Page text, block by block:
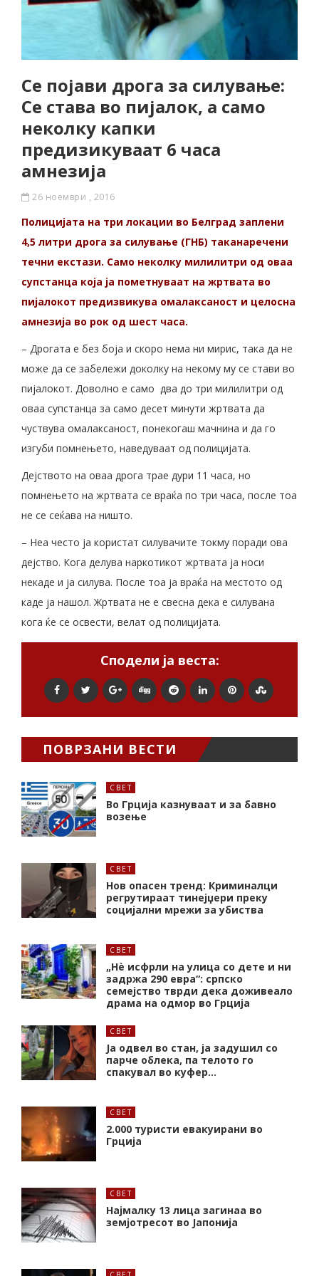
Се појави дрога за силување:
Се става во пијалок, а само
неколку капки
предизикуваат 6 часа
амнезија
26 ноември , 2016
Полицијата на три локации во Белград заплени
4,5 литри дрога за силување (ГНБ) таканаречени
течни екстази. Само неколку милилитри од оваа
супстанца која ја пометнуваат на жртвата во
пијалокот предизвикува омалаксаност и целосна
амнезија во рок од шест часа.
– Дрогата е без боја и скоро нема ни мирис, така да не
може да се забележи доколку на некому му се стави во
пијалокот. Доволно е само два до три милилитри од
оваа супстанца за само десет минути жртвата да
чуствува омалаксаност, понекогаш мачнина и да го
изгуби помнењето, наведуваат од полицијата.
Дејството на оваа дрога трае дури 11 часа, но
помнењето на жртвата се враќа по три часа, после тоа
не се сеќава на ништо.
– Неа често ја користат силувачите токму поради ова
дејство. Кога делува наркотикот жртвата ја носи
некаде и ја силува. После тоа ја враќа на местото од
каде ја нашол. Жртвата не е свесна дека е силувана
кога ќе се освести, велат од полицијата.
Сподели ја веста:
ПОВРЗАНИ ВЕСТИ
СВЕТ
Во Грција казнуваат и за бавно
возење
СВЕТ
Нов опасен тренд: Криминалци
регрутираат тинејџери преку
социјални мрежи за убиства
СВЕТ
„Нѐ исфрли на улица со дете и ни
задржа 290 евра“: српско
семејство тврди дека доживеало
драма на одмор во Грција
СВЕТ
Ја одвел во стан, ја задушил со
парче облека, па телото го
спакувал во куфер…
СВЕТ
2.000 туристи евакуирани во
Грција
СВЕТ
Најмалку 13 лица загинаа во
земјотресот во Јапонија